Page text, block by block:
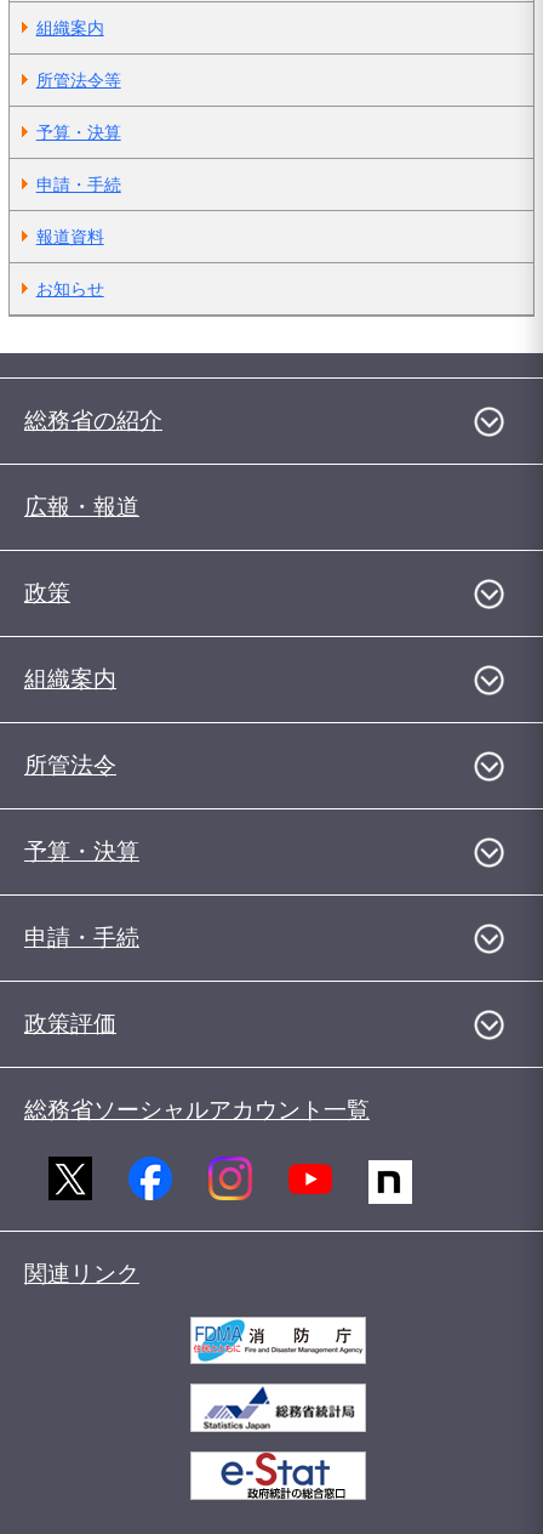
組織案内
所管法令等
予算・決算
申請・手続
報道資料
お知らせ
総務省の紹介
広報・報道
政策
組織案内
所管法令
予算・決算
申請・手続
政策評価
総務省ソーシャルアカウント一覧
関連リンク